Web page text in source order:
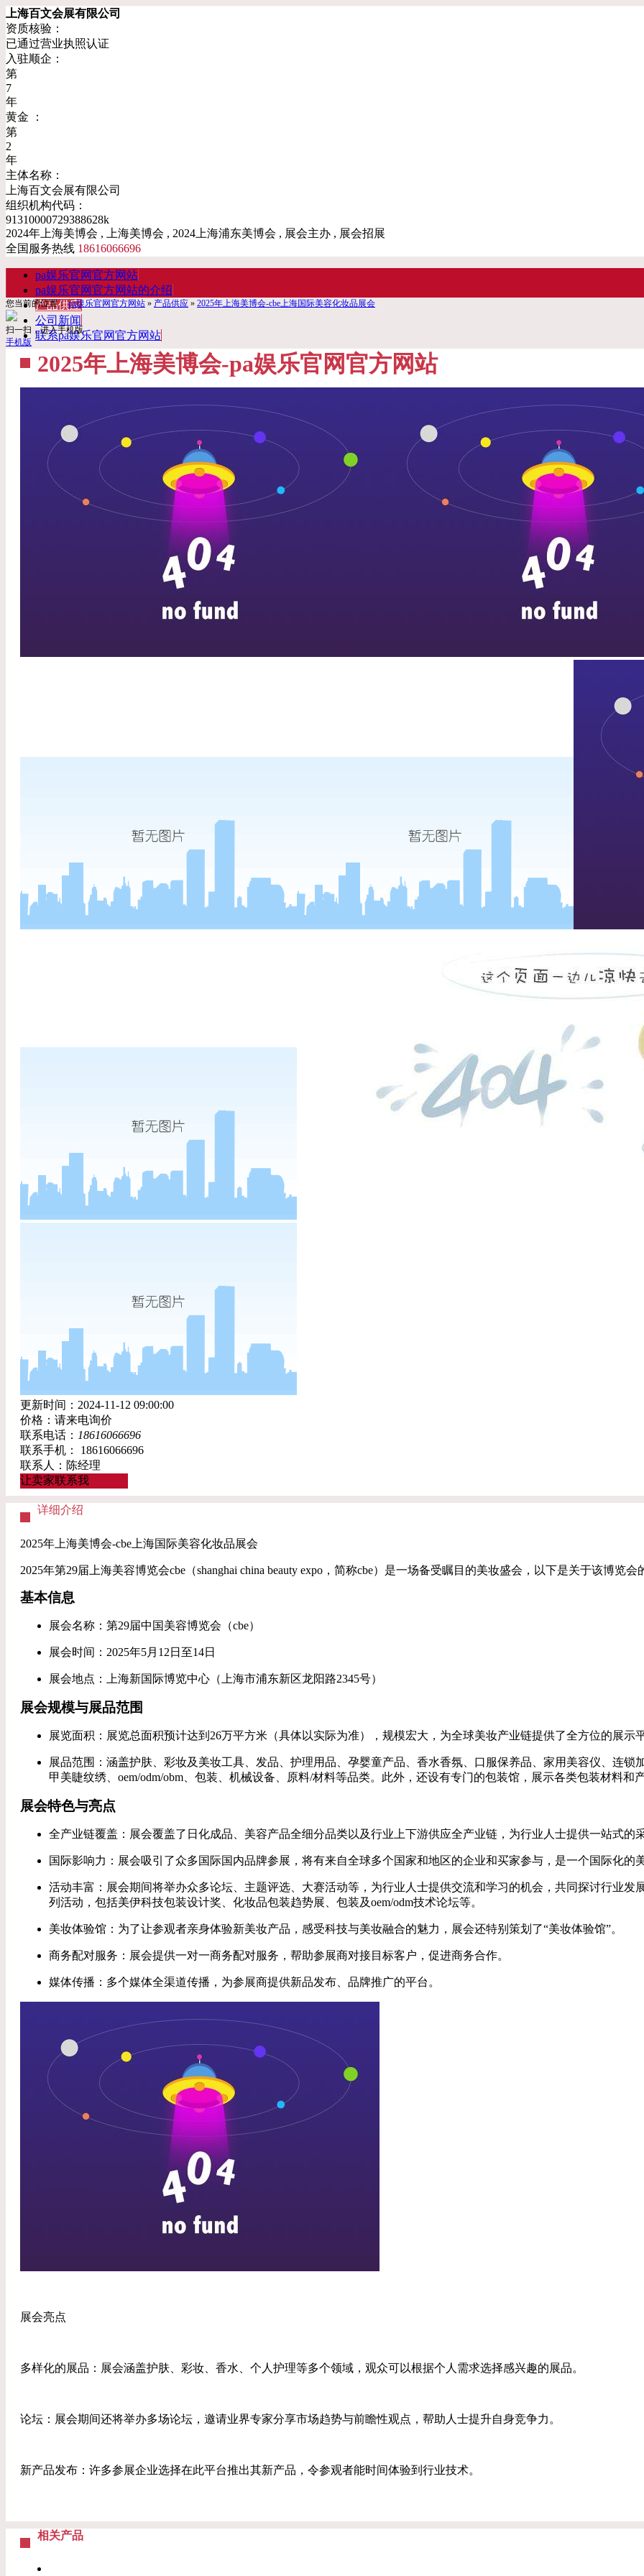
上海百文会展有限公司
资质核验：
已通过营业执照认证
入驻顺企：
第
7
年
黄金 ：
第
2
年
主体名称：
上海百文会展有限公司
组织机构代码：
91310000729388628k
2024年上海美博会 , 上海美博会 , 2024上海浦东美博会 , 展会主办 , 展会招展
全国服务热线 18616066696
pa娱乐官网官方网站
pa娱乐官网官方网站的介绍
产品供应
公司新闻
联系pa娱乐官网官方网站
您当前的位置：pa娱乐官网官方网站 » 产品供应 » 2025年上海美博会-cbe上海国际美容化妆品展会
扫一扫，进入手机版
手机版
2025年上海美博会-pa娱乐官网官方网站
更新时间：2024-11-12 09:00:00
价格：请来电询价
联系电话： 18616066696
联系手机：
18616066696
联系人：陈经理
让卖家联系我
详细介绍
2025年上海美博会-cbe上海国际美容化妆品展会
2025年第29届上海美容博览会cbe（shanghai china beauty expo，简称cbe）是一场备受瞩目的美妆盛会，以下是关于该博览会
基本信息
展会名称：第29届中国美容博览会（cbe）
展会时间：2025年5月12日至14日
展会地点：上海新国际博览中心（上海市浦东新区龙阳路2345号）
展会规模与展品范围
展览面积：展览总面积预计达到26万平方米（具体以实际为准），规模宏大，为全球美妆产业链提供了全方位的展示平
展品范围：涵盖护肤、彩妆及美妆工具、发品、护理用品、孕婴童产品、香水香氛、口服保养品、家用美容仪、连锁
甲美睫纹绣、oem/odm/obm、包装、机械设备、原料/材料等品类。此外，还设有专门的包装馆，展示各类包装材料和产
展会特色与亮点
全产业链覆盖：展会覆盖了日化成品、美容产品全细分品类以及行业上下游供应全产业链，为行业人士提供一站式的
国际影响力：展会吸引了众多国际国内品牌参展，将有来自全球多个国家和地区的企业和买家参与，是一个国际化的
活动丰富：展会期间将举办众多论坛、主题评选、大赛活动等，为行业人士提供交流和学习的机会，共同探讨行业发
列活动，包括美伊科技包装设计奖、化妆品包装趋势展、包装及oem/odm技术论坛等。
美妆体验馆：为了让参观者亲身体验新美妆产品，感受科技与美妆融合的魅力，展会还特别策划了“美妆体验馆”。
商务配对服务：展会提供一对一商务配对服务，帮助参展商对接目标客户，促进商务合作。
媒体传播：多个媒体全渠道传播，为参展商提供新品发布、品牌推广的平台。
展会亮点
多样化的展品：展会涵盖护肤、彩妆、香水、个人护理等多个领域，观众可以根据个人需求选择感兴趣的展品。
论坛：展会期间还将举办多场论坛，邀请业界专家分享市场趋势与前瞻性观点，帮助人士提升自身竞争力。
新产品发布：许多参展企业选择在此平台推出其新产品，令参观者能时间体验到行业技术。
相关产品